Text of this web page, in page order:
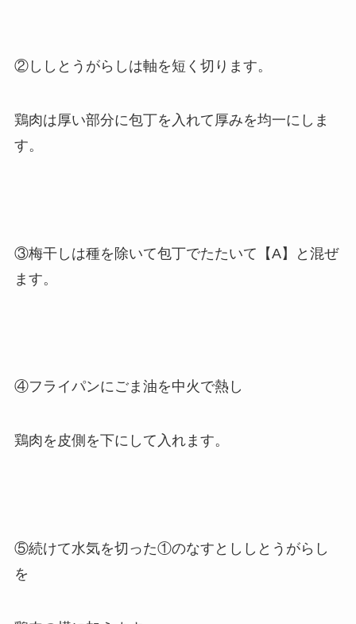
②ししとうがらしは軸を短く切ります。
鶏肉は厚い部分に包丁を入れて厚みを均一にしま
す。
③梅干しは種を除いて包丁でたたいて【A】と混ぜ
ます。
④フライパンにごま油を中火で熱し
鶏肉を皮側を下にして入れます。
⑤続けて水気を切った①のなすとししとうがらし
を